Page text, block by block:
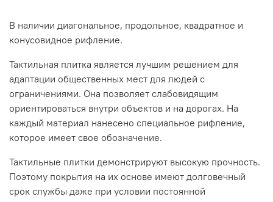
В наличии диагональное, продольное, квадратное и
конусовидное рифление.
Тактильная плитка является лучшим решением для
адаптации общественных мест для людей с
ограничениями. Она позволяет слабовидящим
ориентироваться внутри объектов и на дорогах. На
каждый материал нанесено специальное рифление,
которое имеет свое обозначение.
Тактильные плитки демонстрируют высокую прочность.
Поэтому покрытия на их основе имеют долговечный
срок службы даже при условии постоянной